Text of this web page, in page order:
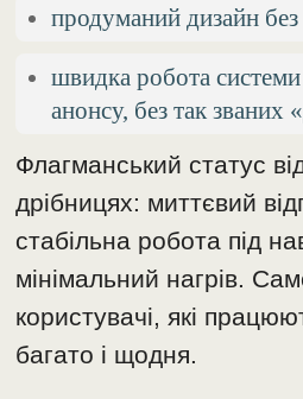
продуманий дизайн без
швидка робота системи
анонсу, без так званих
Флагманський статус
дрібницях: миттєвий
стабільна робота під
мінімальний нагрів.
користувачі, які
багато і щодня.